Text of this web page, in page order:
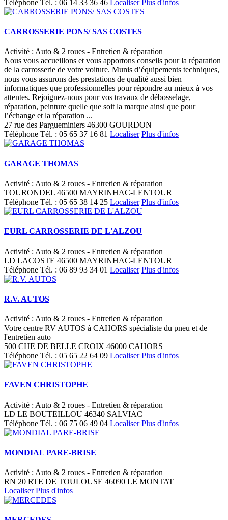
Téléphone Tél. : 06 14 33 36 46 Localiser Plus d'infos
CARROSSERIE PONS/ SAS COSTES
Activité : Auto & 2 roues - Entretien & réparation
Nous vous accueillons et vous apportons conseils pour la réparation
de la carrosserie de votre voiture. Munis d’équipements techniques,
nous vous assurons des prestations de qualité aussi bien
informatiques que professionnelles pour répondre au mieux à vos
attentes. Rejoignez-nous pour vos travaux de débosselage,
réparation, peinture quelle que soit la marque ainsi que pour
l’échange et la réparation ...
27 rue des Pargueminiers 46300 GOURDON
Téléphone Tél. : 05 65 37 16 81 Localiser Plus d'infos
GARAGE THOMAS
Activité : Auto & 2 roues - Entretien & réparation
TOURONDEL 46500 MAYRINHAC-LENTOUR
Téléphone Tél. : 05 65 38 14 25 Localiser Plus d'infos
EURL CARROSSERIE DE L'ALZOU
Activité : Auto & 2 roues - Entretien & réparation
LD LACOSTE 46500 MAYRINHAC-LENTOUR
Téléphone Tél. : 06 89 93 34 01 Localiser Plus d'infos
R.V. AUTOS
Activité : Auto & 2 roues - Entretien & réparation
Votre centre RV AUTOS à CAHORS spécialiste du pneu et de
l'entretien auto
500 CHE DE BELLE CROIX 46000 CAHORS
Téléphone Tél. : 05 65 22 64 09 Localiser Plus d'infos
FAVEN CHRISTOPHE
Activité : Auto & 2 roues - Entretien & réparation
LD LE BOUTEILLOU 46340 SALVIAC
Téléphone Tél. : 06 75 06 49 04 Localiser Plus d'infos
MONDIAL PARE-BRISE
Activité : Auto & 2 roues - Entretien & réparation
RN 20 RTE DE TOULOUSE 46090 LE MONTAT
Localiser Plus d'infos